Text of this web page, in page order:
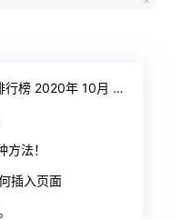
2020年 10月 TOP10
法！
插入页面